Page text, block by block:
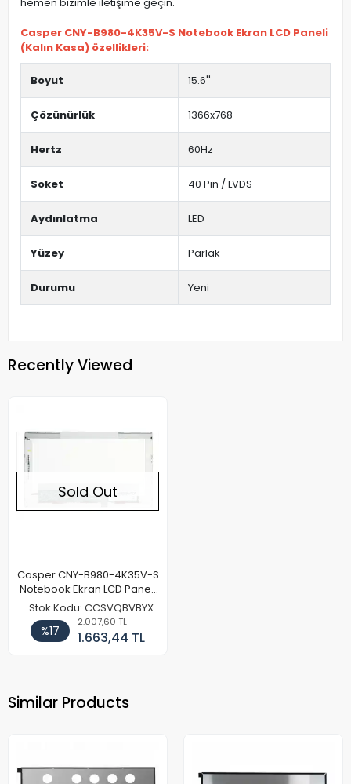
Casper CNY-B980-4K35V-S Notebook Ekran LCD Paneli
(Kalın Kasa) özellikleri:
Boyut 15.6''
Çözünürlük 1366x768
Hertz 60Hz
Soket 40 Pin / LVDS
Aydınlatma LED
Yüzey Parlak
Durumu Yeni
Recently Viewed
Sold Out
Casper CNY-B980-4K35V-S
Notebook Ekran LCD Paneli
(Kalın Kasa)
Stok Kodu: CCSVQBVBYX
%17
2.007,60 TL
1.663,44 TL
Similar Products